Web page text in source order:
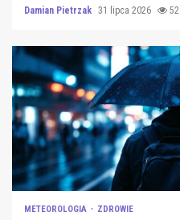
Damian Pietrzak 31 lipca 2026 52
METEOROLOGIA ZDROWIE